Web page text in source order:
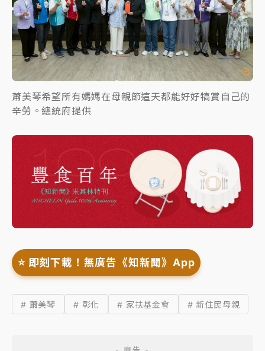
蕭美琴希望所有媽媽在母親節這天都能好好犒賞自己的
辛勞。總統府提供
⭐️ 即刻下載！無廣告《知新聞》App
# 蕭美琴 # 彰化 # 家扶基金會 # 新住民母親